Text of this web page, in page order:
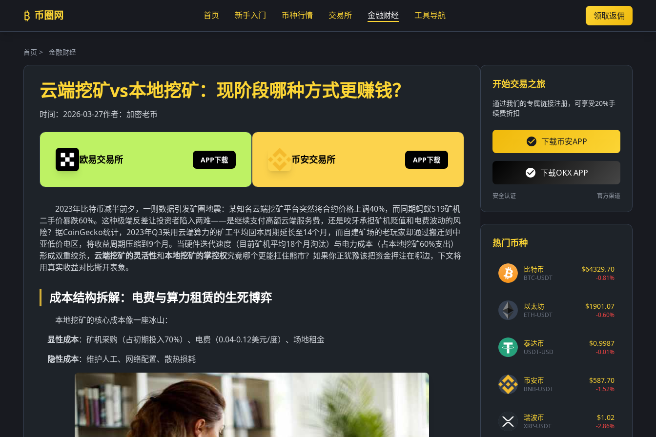
₿ 币圈网 首页 新手入门 币种行情 交易所 金融财经 工具导航 领取返佣
首页 > 金融财经
云端挖矿vs本地挖矿：现阶段哪种方式更赚钱？
时间： 2026-03-27作者： 加密老币
欧易交易所 APP下载 币安交易所 APP下载
2023年比特币减半前夕，一则数据引发矿圈地震：某知名云端挖矿平台突然将合约价格上调40%，而同期蚂蚁S19矿机
二手价暴跌60%。这种极端反差让投资者陷入两难——是继续支付高额云端服务费，还是咬牙承担矿机贬值和电费波动的风
险？据CoinGecko统计，2023年Q3采用云端算力的矿工平均回本周期延长至14个月，而自建矿场的老玩家却通过搬迁到中
亚低价电区，将收益周期压缩到9个月。当硬件迭代速度（目前矿机平均18个月淘汰）与电力成本（占本地挖矿60%支出）
形成双重绞杀， 云端挖矿的灵活性和本地挖矿的掌控权究竟哪个更能扛住熊市？如果你正犹豫该把资金押注在哪边，下文将
用真实收益对比撕开表象。
成本结构拆解：电费与算力租赁的生死博弈
本地挖矿的核心成本像一座冰山：
显性成本：矿机采购（占初期投入70%）、电费（0.04-0.12美元/度）、场地租金
隐性成本：维护人工、网络配置、散热损耗
开始交易之旅
通过我们的专属链接注册，可享受20%手
续费折扣
下载币安APP
下载OKX APP
安全认证 官方渠道
热门币种
比特币
BTC-USDT
$64329.70
-0.81%
以太坊
ETH-USDT
$1901.07
-0.60%
泰达币
USDT-USD
$0.9987
-0.01%
币安币
BNB-USDT
$587.70
-1.52%
瑞波币
XRP-USDT
$1.02
-2.86%